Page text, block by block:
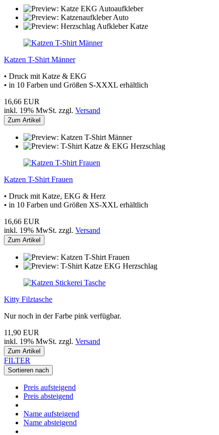
Katzen T-Shirt Männer
• Druck mit Katze & EKG
• in 10 Farben und Größen S-XXXL erhältlich
16,66 EUR
inkl. 19% MwSt. zzgl. Versand
Zum Artikel
Katzen T-Shirt Frauen
• Druck mit Katze, EKG & Herz
• in 10 Farben und Größen XS-XXL erhältlich
16,66 EUR
inkl. 19% MwSt. zzgl. Versand
Zum Artikel
Kitty Filztasche
Nur noch in der Farbe pink verfügbar.
11,90 EUR
inkl. 19% MwSt. zzgl. Versand
Zum Artikel
FILTER
Sortieren nach
Preis aufsteigend
Preis absteigend
Name aufsteigend
Name absteigend